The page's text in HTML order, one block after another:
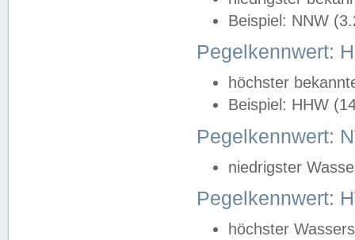
Beispiel: NNW
Pegelkennwert:
höchster
Beispiel: HHW
Pegelkennwert:
niedrigster
Pegelkennwert:
höchster